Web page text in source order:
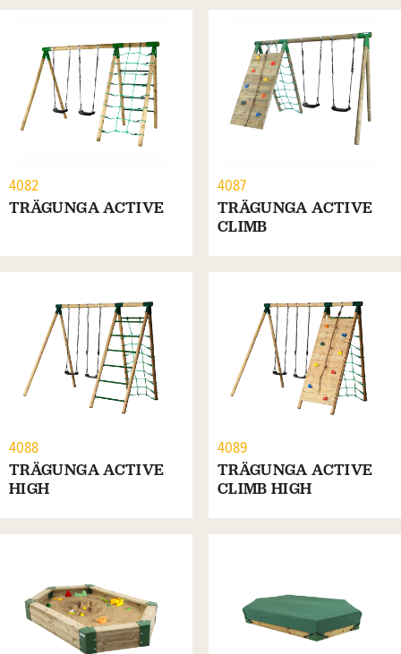
4082
TRÄGUNGA ACTIVE
4087
TRÄGUNGA ACTIVE
CLIMB
4088
TRÄGUNGA ACTIVE
HIGH
4089
TRÄGUNGA ACTIVE
CLIMB HIGH